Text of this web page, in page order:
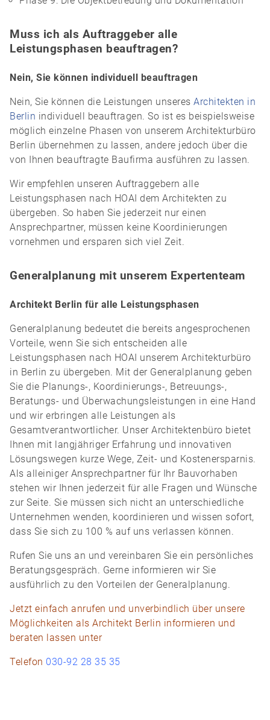
Muss ich als Auftraggeber alle
Leistungsphasen beauftragen?
Nein, Sie können individuell beauftragen
Nein, Sie können die Leistungen unseres Architekten in
Berlin individuell beauftragen. So ist es beispielsweise
möglich einzelne Phasen von unserem Architekturbüro
Berlin übernehmen zu lassen, andere jedoch über die
von Ihnen beauftragte Baufirma ausführen zu lassen.
Wir empfehlen unseren Auftraggebern alle
Leistungsphasen nach HOAI dem Architekten zu
übergeben. So haben Sie jederzeit nur einen
Ansprechpartner, müssen keine Koordinierungen
vornehmen und ersparen sich viel Zeit.
Generalplanung mit unserem Expertenteam
Architekt Berlin für alle Leistungsphasen
Generalplanung bedeutet die bereits angesprochenen
Vorteile, wenn Sie sich entscheiden alle
Leistungsphasen nach HOAI unserem Architekturbüro
in Berlin zu übergeben. Mit der Generalplanung geben
Sie die Planungs-, Koordinierungs-, Betreuungs-,
Beratungs- und Überwachungsleistungen in eine Hand
und wir erbringen alle Leistungen als
Gesamtverantwortlicher. Unser Architektenbüro bietet
Ihnen mit langjähriger Erfahrung und innovativen
Lösungswegen kurze Wege, Zeit- und Kostenersparnis.
Als alleiniger Ansprechpartner für Ihr Bauvorhaben
stehen wir Ihnen jederzeit für alle Fragen und Wünsche
zur Seite. Sie müssen sich nicht an unterschiedliche
Unternehmen wenden, koordinieren und wissen sofort,
dass Sie sich zu 100 % auf uns verlassen können.
Rufen Sie uns an und vereinbaren Sie ein persönliches
Beratungsgespräch. Gerne informieren wir Sie
ausführlich zu den Vorteilen der Generalplanung.
Jetzt einfach anrufen und unverbindlich über unsere
Möglichkeiten als Architekt Berlin informieren und
beraten lassen unter
Telefon 030-92 28 35 35